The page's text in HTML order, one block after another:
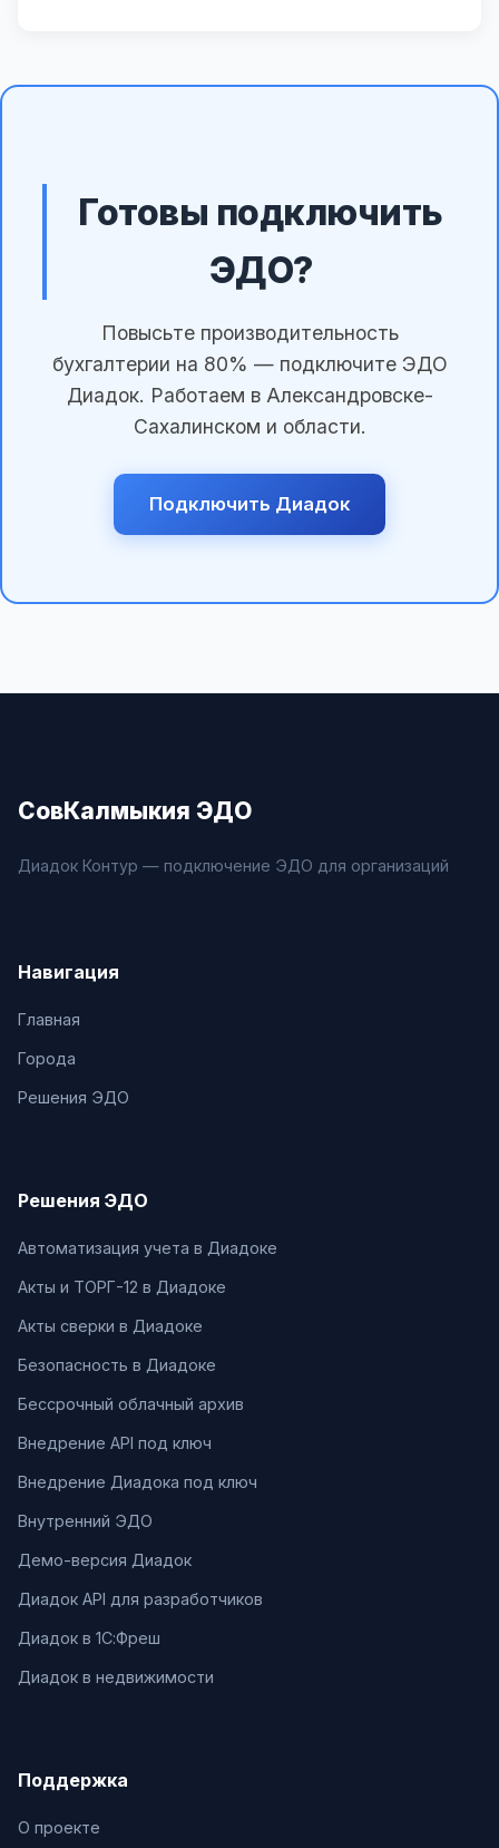
Готовы подключить
ЭДО?
Повысьте производительность
бухгалтерии на 80% — подключите ЭДО
Диадок. Работаем в Александровске-
Сахалинском и области.
Подключить Диадок
СовКалмыкия ЭДО
Диадок Контур — подключение ЭДО для организаций
Навигация
Главная
Города
Решения ЭДО
Решения ЭДО
Автоматизация учета в Диадоке
Акты и ТОРГ-12 в Диадоке
Акты сверки в Диадоке
Безопасность в Диадоке
Бессрочный облачный архив
Внедрение API под ключ
Внедрение Диадока под ключ
Внутренний ЭДО
Демо-версия Диадок
Диадок API для разработчиков
Диадок в 1С:Фреш
Диадок в недвижимости
Поддержка
О проекте